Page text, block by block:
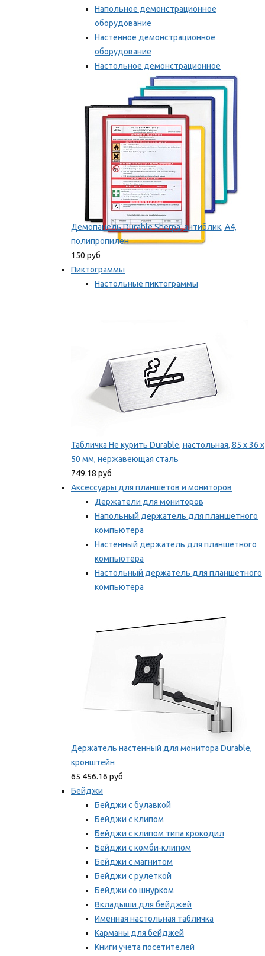
Напольное демонстрационное
оборудование
Настенное демонстрационное
оборудование
Настольное демонстрационное
оборудование
Мы рекомендуем
Демопанель Durable Sherpa, антиблик, А4,
полипропилен
150 руб
Пиктограммы
Настольные пиктограммы
Табличка Не курить Durable, настольная, 85 x 36 x
50 мм, нержавеющая сталь
749.18 руб
Аксессуары для планшетов и мониторов
Держатели для мониторов
Напольный держатель для планшетного
компьютера
Настенный держатель для планшетного
компьютера
Настольный держатель для планшетного
компьютера
Держатель настенный для монитора Durable,
кронштейн
65 456.16 руб
Бейджи
Бейджи с булавкой
Бейджи с клипом
Бейджи с клипом типа крокодил
Бейджи с комби-клипом
Бейджи с магнитом
Бейджи с рулеткой
Бейджи со шнурком
Вкладыши для бейджей
Именная настольная табличка
Карманы для бейджей
Книги учета посетителей